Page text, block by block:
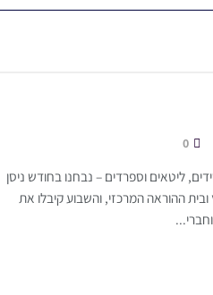
ליטאים וספרדים – נבחנו בחודש ניסן
ההוראה המרכזי, והשבוע קיבלו את